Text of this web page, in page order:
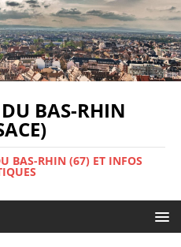
BAS-RHIN
BAS-RHIN (67) ET INFOS